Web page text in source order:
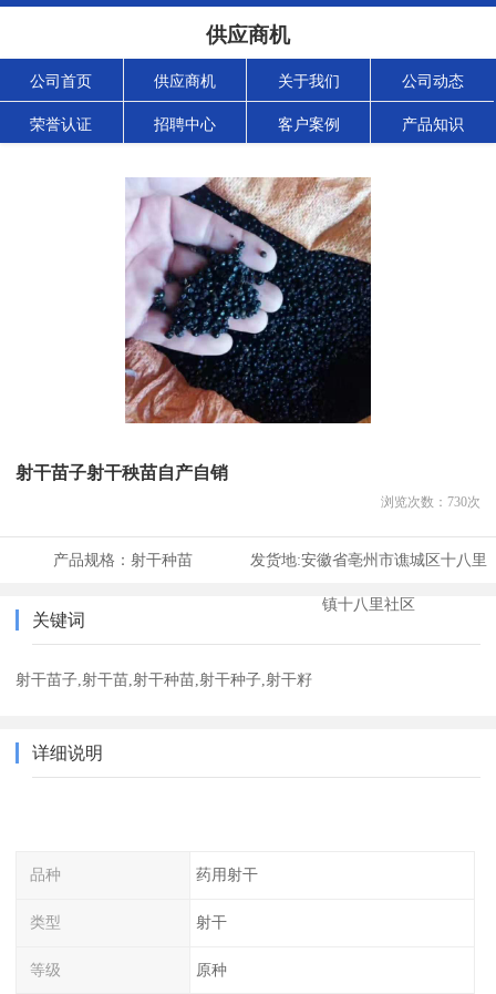
供应商机
公司首页 供应商机 关于我们 公司动态
荣誉认证 招聘中心 客户案例 产品知识
射干苗子射干秧苗自产自销
浏览次数： 730次
产品规格： 射干种苗 发货地:安徽省亳州市谯城区十八里
镇十八里社区
关键词
射干苗子,射干苗,射干种苗,射干种子,射干籽
详细说明
品种 药用射干
类型 射干
等级 原种